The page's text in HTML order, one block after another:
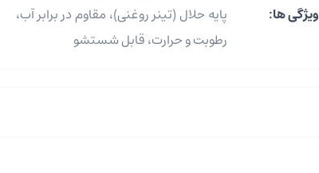
ویژگی ها:
پایه حلال (تینر روغنی)، مقاوم در برابر آب،
رطوبت و حرارت، قابل شستشو